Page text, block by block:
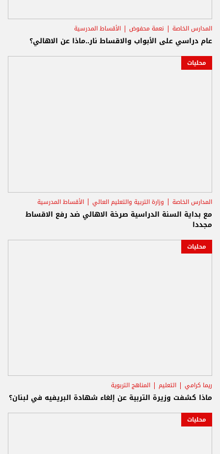
المدارس الخاصة نعمة محفوض الأقساط المدرسية
عام دراسي على الأبواب والاقساط نار..ماذا عن الاهالي؟
محليات
المدارس الخاصة وزارة التربية والتعليم العالي الأقساط المدرسية
مع بداية السنة الدراسية صرخة الاهالي ضد رفع الاقساط
مجددا
محليات
ريما كرامي التعليم المناهج التربوية
ماذا كشفت وزيرة التربية عن إلغاء شهادة البريفيه في لبنان؟
محليات